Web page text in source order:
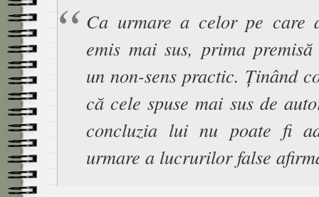
Ca urmare a celor pe care
emis mai sus, prima
un non-sens practic. Ținând
că cele spuse mai sus de
concluzia lui nu poate fi
urmare a lucrurilor false